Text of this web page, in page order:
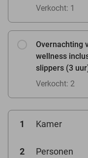
Verkocht: 1
Overnachting
wellness
slippers (3
Verkocht: 2
1 Kamer
2 Personen